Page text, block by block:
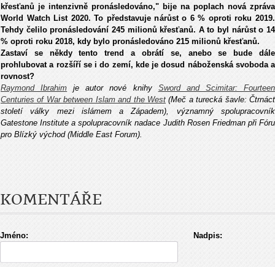
křesťanů je intenzivně pronásledováno," bije na poplach nová zpráva
World Watch List 2020. To představuje nárůst o 6 % oproti roku 2019.
Tehdy čelilo pronásledování 245 milionů křesťanů. A to byl nárůst o 14
% oproti roku 2018, kdy bylo pronásledováno 215 milionů křesťanů.
Zastaví se někdy tento trend a obrátí se, anebo se bude dále
prohlubovat a rozšíří se i do zemí, kde je dosud náboženská svoboda a
rovnost?
Raymond Ibrahim je autor nové knihy Sword and Scimitar: Fourteen
Centuries of War between Islam and the West(Meč a turecká šavle: Čtrnáct
století války mezi islámem a Západem), významný spolupracovník
Gatestone Institute a spolupracovník nadace Judith Rosen Friedman při Fóru
pro Blízký východ (Middle East Forum).
KOMENTÁŘE
Jméno: Nadpis: